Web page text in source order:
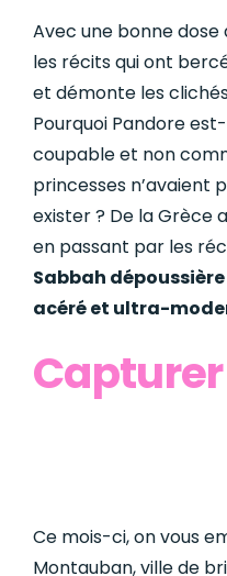
Avec une bonne dose
les récits qui ont
et démonte les
Pourquoi Pandore
coupable et non
princesses n’avaient
exister ? De la Grèce
en passant par les
Sabbah
acéré et ultra-
Ce mois-ci, on vous
Montauban, ville de